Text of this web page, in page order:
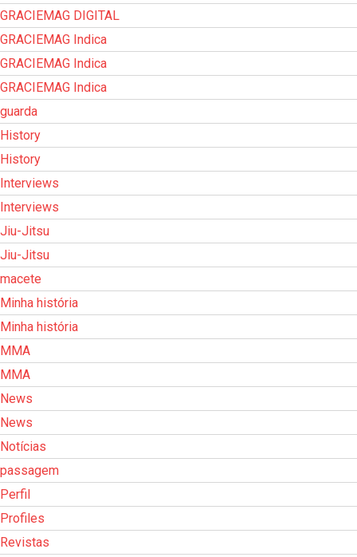
GRACIEMAG DIGITAL
GRACIEMAG Indica
GRACIEMAG Indica
GRACIEMAG Indica
guarda
History
History
Interviews
Interviews
Jiu-Jitsu
Jiu-Jitsu
macete
Minha história
Minha história
MMA
MMA
News
News
Notícias
passagem
Perfil
Profiles
Revistas